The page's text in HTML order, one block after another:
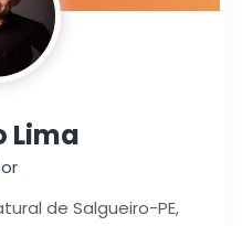
Lima
de Salgueiro-PE,